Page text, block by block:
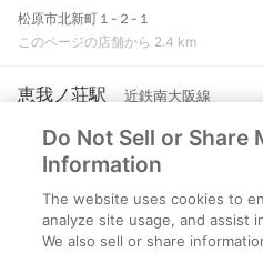
松原市北新町１-２-１
このページの店舗から 2.4 km
恵我ノ荘駅 近鉄南大阪線
羽曳野市南恵我之荘８-１-２３
このページの店舗から 2.6 km
萩原天神駅
堺市東区日置荘原寺町９４-３
Do Not Sell or Share
Information
The website uses cookies to
analyze site usage, and assist
We also sell or share